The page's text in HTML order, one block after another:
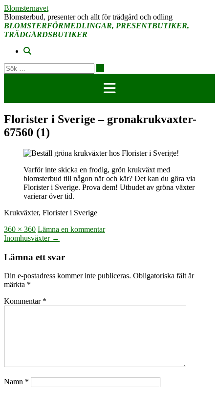
Hoppa
till
innehåll
Blomsternavet
Blomsterbud, presenter och allt för trädgård och odling
BLOMSTERFÖRMEDLINGAR, PRESENTBUTIKER,
TRÄDGÅRDSBUTIKER
Florister i Sverige – gronakrukvaxter-
67560 (1)
Varför inte skicka en frodig, grön krukväxt med
blomsterbud till någon när och kär? Det kan du göra via
Florister i Sverige. Prova dem! Utbudet av gröna växter
varierar över tid.
Krukväxter, Florister i Sverige
Full
storlek
360 × 360 Lämna en kommentar
Inläggsnavigering
Inomhusväxter →
Lämna ett svar
Din e-postadress kommer inte publiceras. Obligatoriska fält är
märkta *
Kommentar *
Namn *